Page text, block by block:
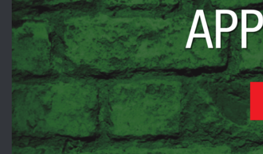
Salta al contenuto